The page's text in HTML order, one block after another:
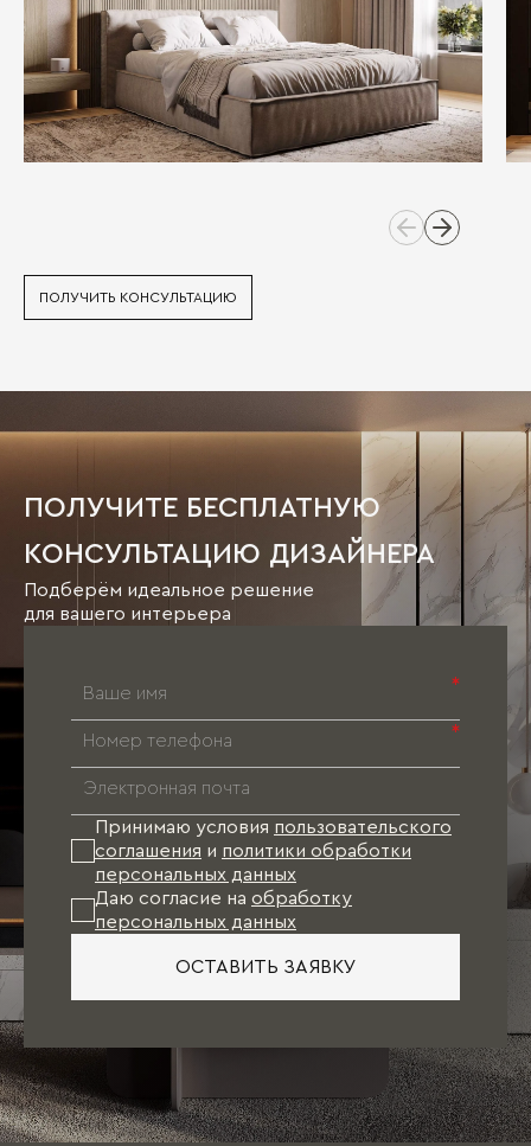
ПОЛУЧИТЬ КОНСУЛЬТАЦИЮ
ПОЛУЧИТЕ БЕСПЛАТНУЮ
КОНСУЛЬТАЦИЮ ДИЗАЙНЕРА
Подберём идеальное решение
для вашего интерьера
*
*
Принимаю условия пользовательского
соглашения и политики обработки
персональных данных
Даю согласие на обработку
персональных данных
ОСТАВИТЬ ЗАЯВКУ